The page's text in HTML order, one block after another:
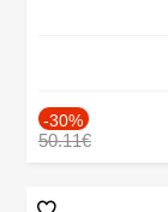
-30%
50.11€